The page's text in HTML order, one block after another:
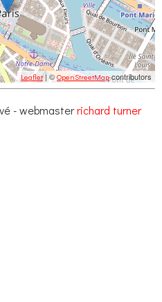
Leaflet| ©OpenStreetMapcontributors
- webmasterrichard turner